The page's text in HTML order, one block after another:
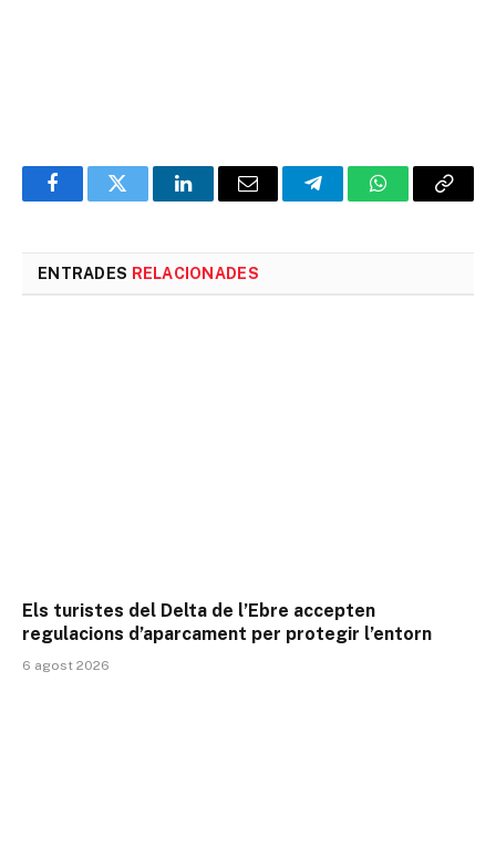
FacebookTwitter LinkedInEmail TelegramWhatsAppCopia
ENTRADES RELACIONADES
Els turistes del Delta de l’Ebre accepten
regulacions d’aparcament per protegir l’entorn
6 agost 2026